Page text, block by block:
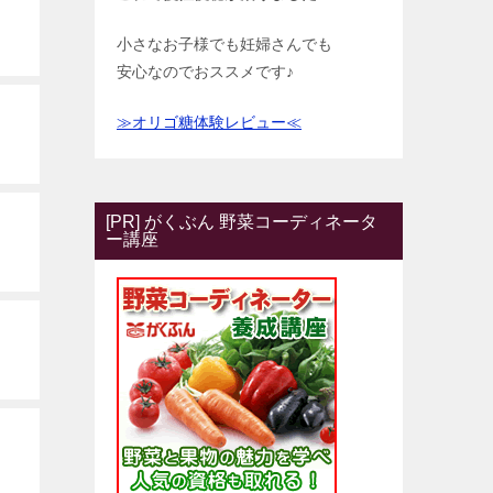
小さなお子様でも妊婦さんでも
安心なのでおススメです♪
≫オリゴ糖体験レビュー≪
[PR] がくぶん 野菜コーディネータ
ー講座